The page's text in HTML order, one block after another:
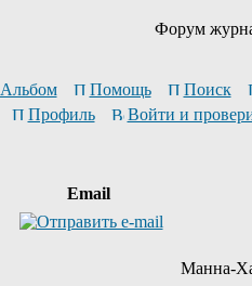
Форум
Альбом Помощь Поиск
Профиль
Войти и
Email
Манна-